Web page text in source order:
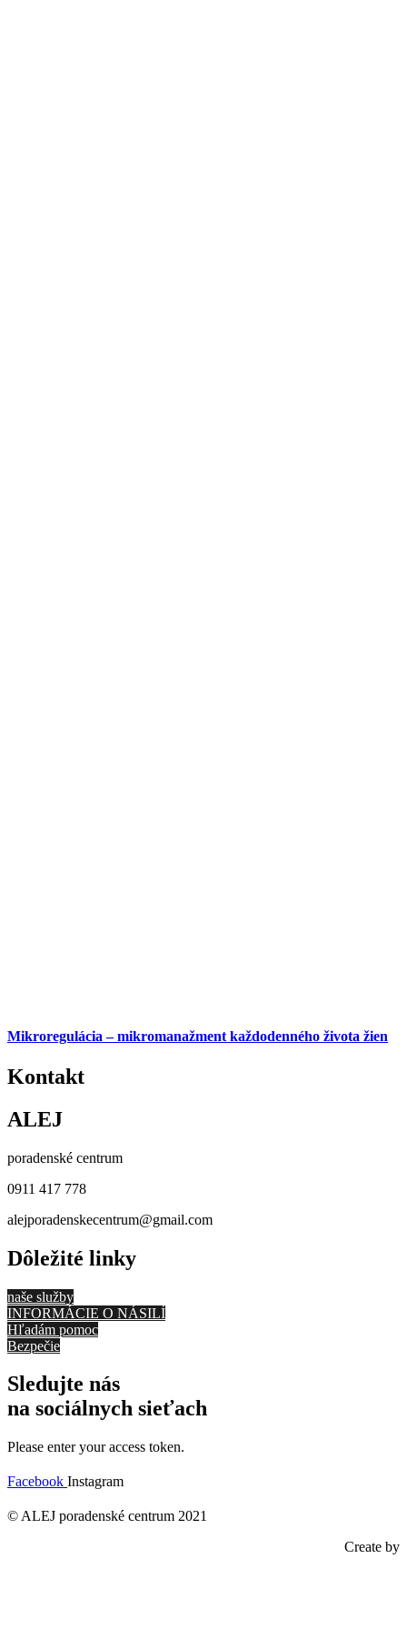
Mikroregulácia – mikromanažment každodenného života žien
Kontakt
ALEJ
poradenské centrum
0911 417 778
alejporadenskecentrum@gmail.com
Dôležité linky
naše služby
INFORMÁCIE O NÁSILÍ
Hľadám pomoc
Bezpečie
Sledujte nás
na sociálnych sieťach
Please enter your access token.
Facebook Instagram
© ALEJ poradenské centrum 2021
Create by